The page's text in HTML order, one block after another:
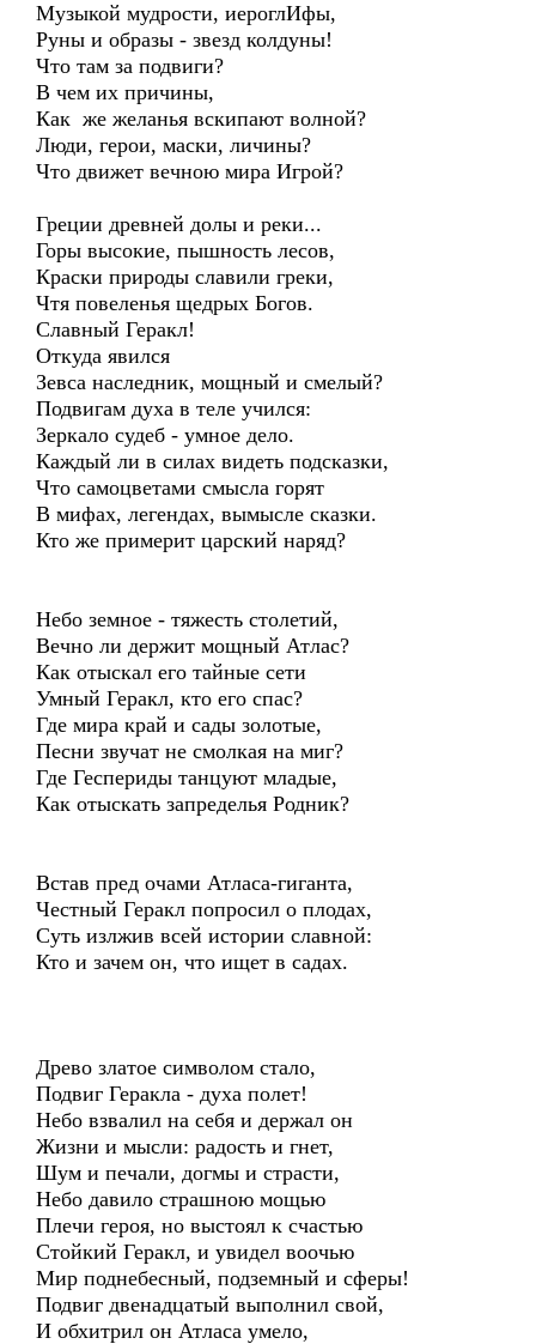
Музыкой мудрости, иероглИфы,
Руны и образы - звезд колдуны!
Что там за подвиги?
В чем их причины,
Как же желанья вскипают волной?
Люди, герои, маски, личины?
Что движет вечною мира Игрой?
Греции древней долы и реки...
Горы высокие, пышность лесов,
Краски природы славили греки,
Чтя повеленья щедрых Богов.
Славный Геракл!
Откуда явился
Зевса наследник, мощный и смелый?
Подвигам духа в теле учился:
Зеркало судеб - умное дело.
Каждый ли в силах видеть подсказки,
Что самоцветами смысла горят
В мифах, легендах, вымысле сказки.
Кто же примерит царский наряд?
Небо земное - тяжесть столетий,
Вечно ли держит мощный Атлас?
Как отыскал его тайные сети
Умный Геракл, кто его спас?
Где мира край и сады золотые,
Песни звучат не смолкая на миг?
Где Геспериды танцуют младые,
Как отыскать запределья Родник?
Встав пред очами Атласа-гиганта,
Честный Геракл попросил о плодах,
Суть излжив всей истории славной:
Кто и зачем он, что ищет в садах.
Древо златое символом стало,
Подвиг Геракла - духа полет!
Небо взвалил на себя и держал он
Жизни и мысли: радость и гнет,
Шум и печали, догмы и страсти,
Небо давило страшною мощью
Плечи героя, но выстоял к счастью
Стойкий Геракл, и увидел воочью
Мир поднебесный, подземный и сферы!
Подвиг двенадцатый выполнил свой,
И обхитрил он Атласа умело,